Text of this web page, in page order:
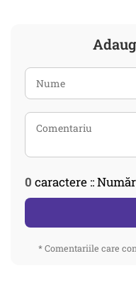
0 caractere ::
* Comentariile care